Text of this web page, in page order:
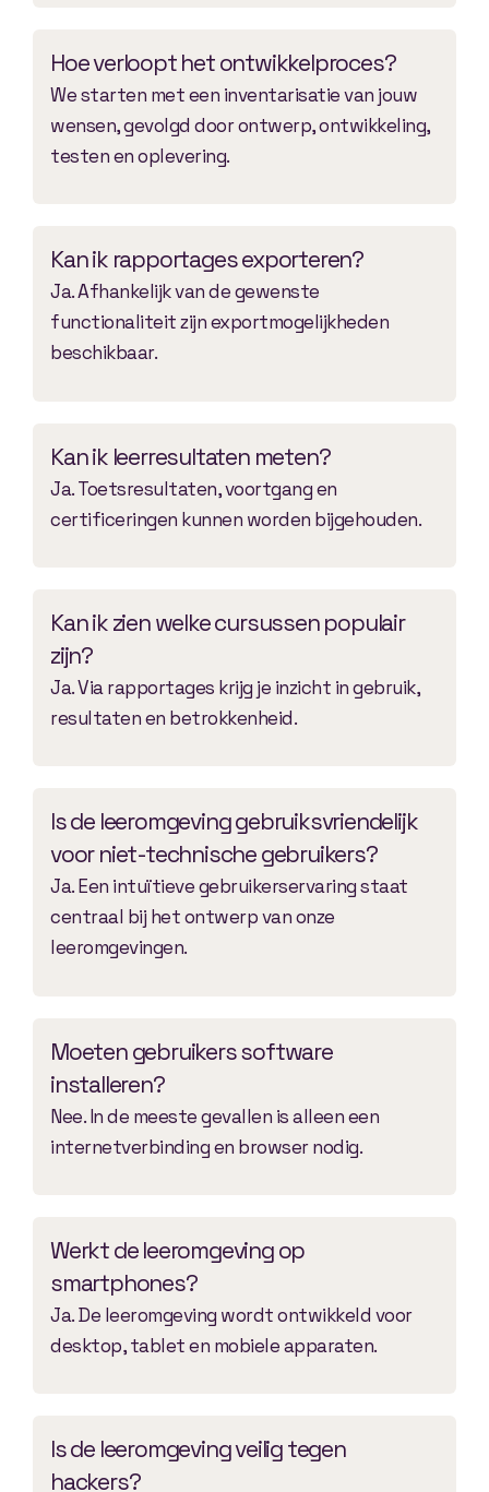
Hoe verloopt het ontwikkelproces?
We starten met een inventarisatie van jouw
wensen, gevolgd door ontwerp, ontwikkeling,
testen en oplevering.
Kan ik rapportages exporteren?
Ja. Afhankelijk van de gewenste
functionaliteit zijn exportmogelijkheden
beschikbaar.
Kan ik leerresultaten meten?
Ja. Toetsresultaten, voortgang en
certificeringen kunnen worden bijgehouden.
Kan ik zien welke cursussen populair
zijn?
Ja. Via rapportages krijg je inzicht in gebruik,
resultaten en betrokkenheid.
Is de leeromgeving gebruiksvriendelijk
voor niet-technische gebruikers?
Ja. Een intuïtieve gebruikerservaring staat
centraal bij het ontwerp van onze
leeromgevingen.
Moeten gebruikers software
installeren?
Nee. In de meeste gevallen is alleen een
internetverbinding en browser nodig.
Werkt de leeromgeving op
smartphones?
Ja. De leeromgeving wordt ontwikkeld voor
desktop, tablet en mobiele apparaten.
Is de leeromgeving veilig tegen
hackers?